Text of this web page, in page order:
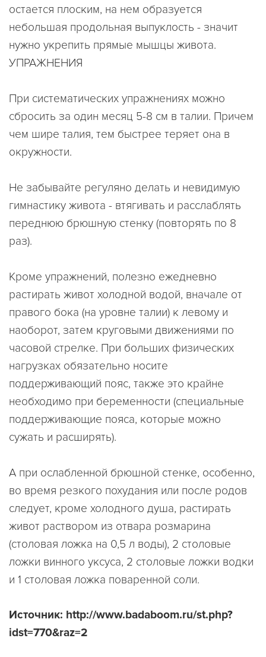
остается плоским, на нем образуется
небольшая продольная выпуклость - значит
нужно укрепить прямые мышцы живота.
УПРАЖНЕНИЯ
При систематических упражнениях можно
сбросить за один месяц 5-8 см в талии. Причем
чем шире талия, тем быстрее теряет она в
окружности.
Не забывайте регуляно делать и невидимую
гимнастику живота - втягивать и расслаблять
переднюю брюшную стенку (повторять по 8
раз).
Кроме упражнений, полезно ежедневно
растирать живот холодной водой, вначале от
правого бока (на уровне талии) к левому и
наоборот, затем круговыми движениями по
часовой стрелке. При больших физических
нагрузках обязательно носите
поддерживающий пояс, также это крайне
необходимо при беременности (специальные
поддерживающие пояса, которые можно
сужать и расширять).
А при ослабленной брюшной стенке, особенно,
во время резкого похудания или после родов
следует, кроме холодного душа, растирать
живот раствором из отвара розмарина
(столовая ложка на 0,5 л воды), 2 столовые
ложки винного уксуса, 2 столовые ложки водки
и 1 столовая ложка поваренной соли.
Источник: http://www.badaboom.ru/st.php?
idst=770&raz=2